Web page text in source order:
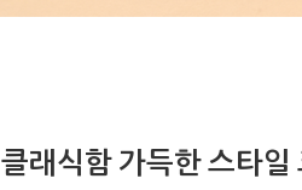
클래식함 가득한 스타일